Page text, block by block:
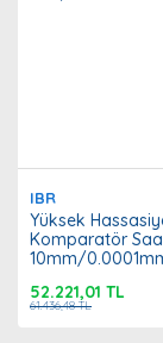
IBR
Yüksek
Komparatör
10mm/
52.221,01 TL
61.436,48 TL